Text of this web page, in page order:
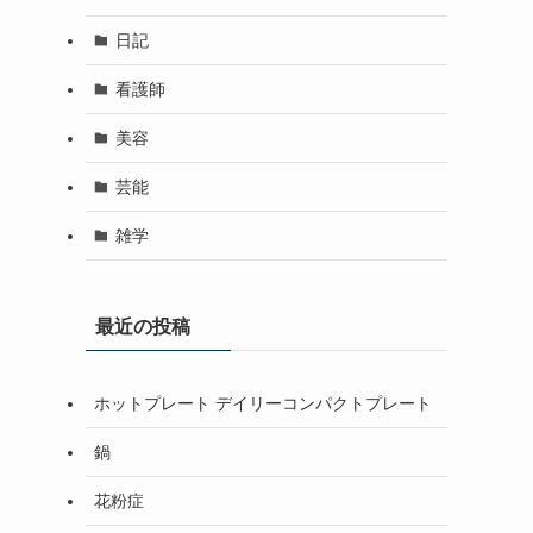
日記
看護師
美容
芸能
雑学
最近の投稿
ホットプレート デイリーコンパクトプレート
鍋
花粉症